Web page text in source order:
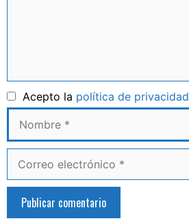
Acepto la política de privacidad